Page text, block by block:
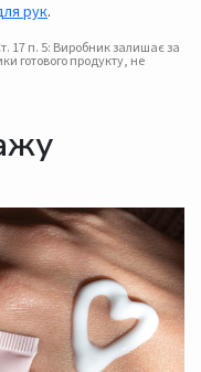
рук.
17 п. 5: Виробник залишає за
готового продукту, не